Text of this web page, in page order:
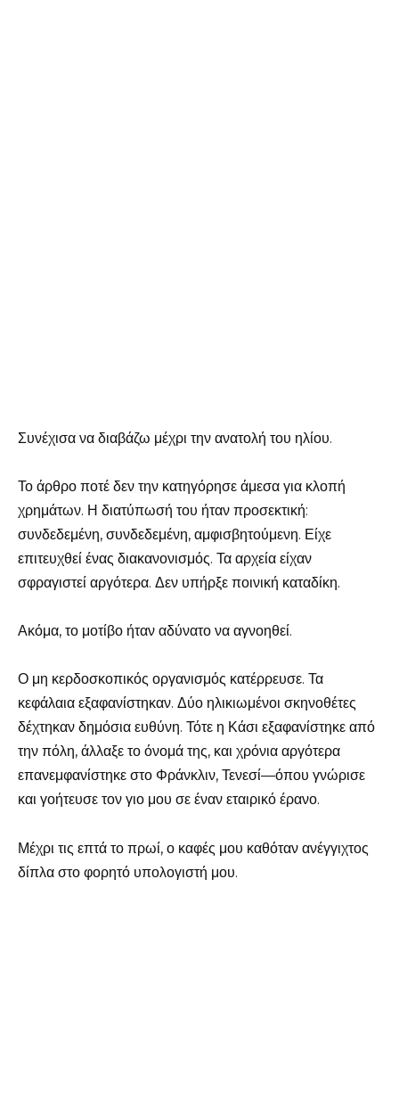
Συνέχισα να διαβάζω μέχρι την ανατολή του ηλίου.
Το άρθρο ποτέ δεν την κατηγόρησε άμεσα για κλοπή
χρημάτων. Η διατύπωσή του ήταν προσεκτική:
συνδεδεμένη, συνδεδεμένη, αμφισβητούμενη. Είχε
επιτευχθεί ένας διακανονισμός. Τα αρχεία είχαν
σφραγιστεί αργότερα. Δεν υπήρξε ποινική καταδίκη.
Ακόμα, το μοτίβο ήταν αδύνατο να αγνοηθεί.
Ο μη κερδοσκοπικός οργανισμός κατέρρευσε. Τα
κεφάλαια εξαφανίστηκαν. Δύο ηλικιωμένοι σκηνοθέτες
δέχτηκαν δημόσια ευθύνη. Τότε η Κάσι εξαφανίστηκε από
την πόλη, άλλαξε το όνομά της, και χρόνια αργότερα
επανεμφανίστηκε στο Φράνκλιν, Τενεσί—όπου γνώρισε
και γοήτευσε τον γιο μου σε έναν εταιρικό έρανο.
Μέχρι τις επτά το πρωί, ο καφές μου καθόταν ανέγγιχτος
δίπλα στο φορητό υπολογιστή μου.